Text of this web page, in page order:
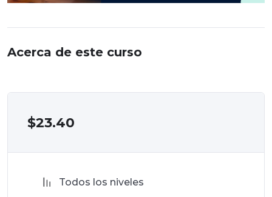
Acerca de este curso
$23.40
Todos los niveles